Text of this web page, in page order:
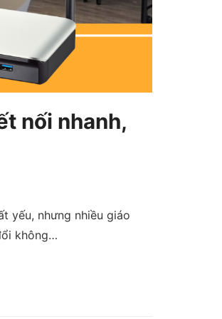
nối nhanh,
yếu, nhưng nhiều giáo
không…